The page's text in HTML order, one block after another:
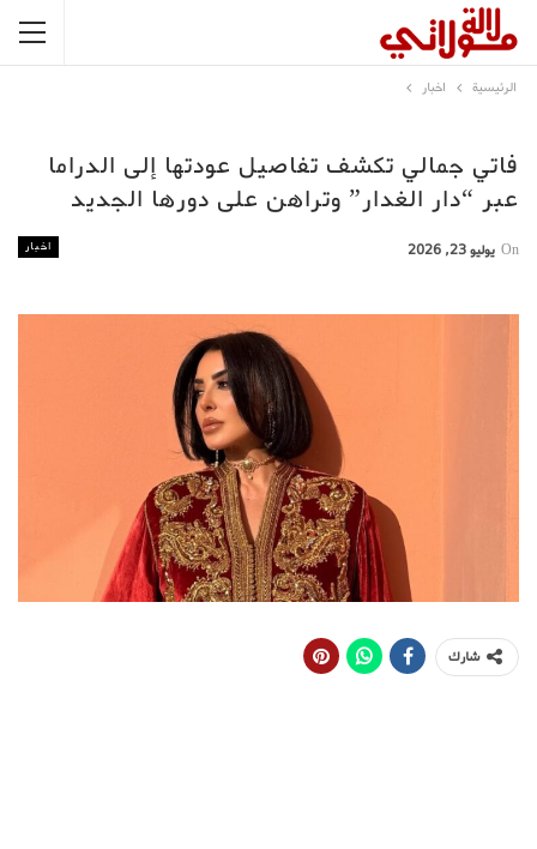
الرئيسية اخبار
فاتي جمالي تكشف تفاصيل عودتها إلى الدراما
عبر “دار الغدار” وتراهن على دورها الجديد
اخبار On يوليو 23, 2026
شارك